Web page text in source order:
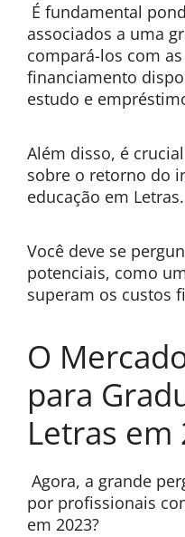
É fundamental
associados a uma
compará-los com
financiamento
estudo e
Além disso, é
sobre o retorno do
educação em Letras.
Você deve se
potenciais, como
superam os custos
O
para
Letras em
Agora, a grande
por profissionais
em 2023?